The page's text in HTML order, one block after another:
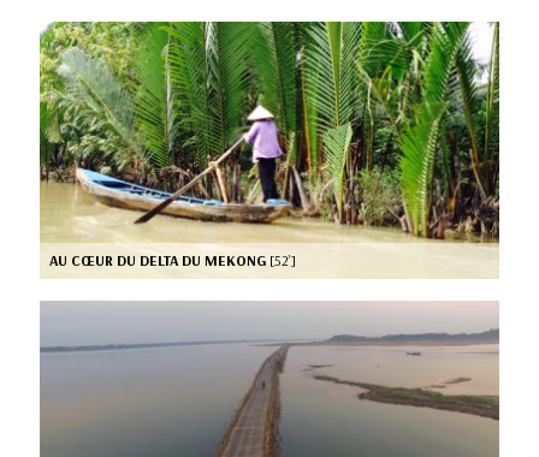
AU CŒUR DU DELTA DU MEKONG [52’]